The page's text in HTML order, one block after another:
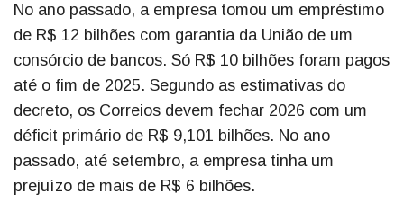
No ano passado, a empresa tomou um empréstimo
de R$ 12 bilhões com garantia da União de um
consórcio de bancos. Só R$ 10 bilhões foram pagos
até o fim de 2025. Segundo as estimativas do
decreto, os Correios devem fechar 2026 com um
déficit primário de R$ 9,101 bilhões. No ano
passado, até setembro, a empresa tinha um
prejuízo de mais de R$ 6 bilhões.